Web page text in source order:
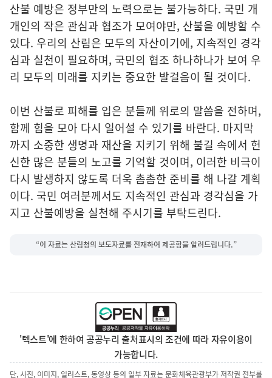
산불 예방은 정부만의 노력으로는 불가능하다. 국민 개
개인의 작은 관심과 협조가 모여야만, 산불을 예방할 수
있다. 우리의 산림은 모두의 자산이기에, 지속적인 경각
심과 실천이 필요하며, 국민의 협조 하나하나가 보여 우
리 모두의 미래를 지키는 중요한 발걸음이 될 것이다.
이번 산불로 피해를 입은 분들께 위로의 말씀을 전하며,
함께 힘을 모아 다시 일어설 수 있기를 바란다. 마지막
까지 소중한 생명과 재산을 지키기 위해 불길 속에서 헌
신한 많은 분들의 노고를 기억할 것이며, 이러한 비극이
다시 발생하지 않도록 더욱 촘촘한 준비를 해 나갈 계획
이다. 국민 여러분께서도 지속적인 관심과 경각심을 가
지고 산불예방을 실천해 주시기를 부탁드린다.
“이 자료는 산림청의 보도자료를 전재하여 제공함을 알려드립니다.”
'텍스트'에 한하여 공공누리 출처표시의 조건에 따라 자유이용이
가능합니다.
단, 사진, 이미지, 일러스트, 동영상 등의 일부 자료는 문화체육관광부가 저작권 전부를